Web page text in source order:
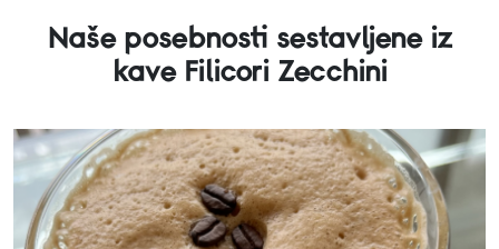
Naše posebnosti sestavljene iz
kave Filicori Zecchini